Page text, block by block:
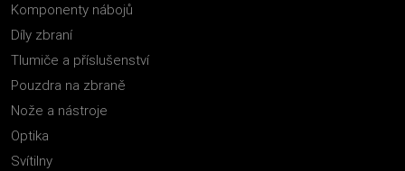
Komponenty nábojů
Díly zbraní
Tlumiče a příslušenství
Pouzdra na zbraně
Nože a nástroje
Optika
Svítilny